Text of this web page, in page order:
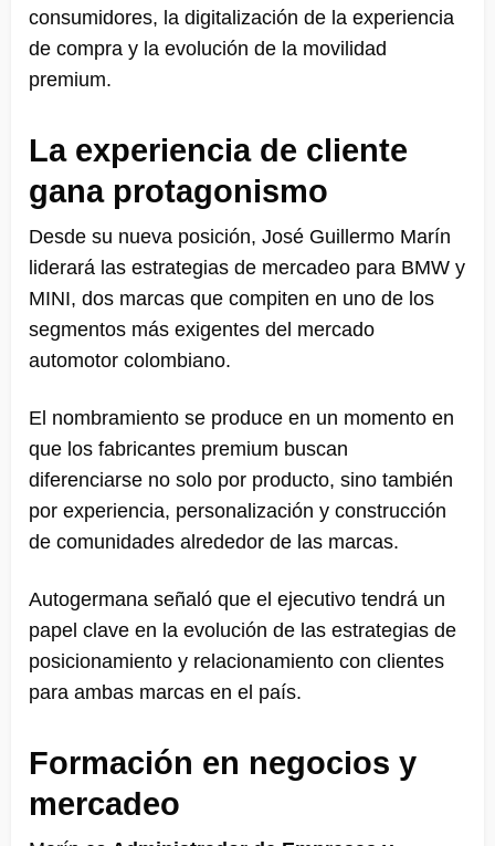
consumidores, la digitalización de la experiencia
de compra y la evolución de la movilidad
premium.
La experiencia de cliente
gana protagonismo
Desde su nueva posición, José Guillermo Marín
liderará las estrategias de mercadeo para BMW y
MINI, dos marcas que compiten en uno de los
segmentos más exigentes del mercado
automotor colombiano.
El nombramiento se produce en un momento en
que los fabricantes premium buscan
diferenciarse no solo por producto, sino también
por experiencia, personalización y construcción
de comunidades alrededor de las marcas.
Autogermana señaló que el ejecutivo tendrá un
papel clave en la evolución de las estrategias de
posicionamiento y relacionamiento con clientes
para ambas marcas en el país.
Formación en negocios y
mercadeo